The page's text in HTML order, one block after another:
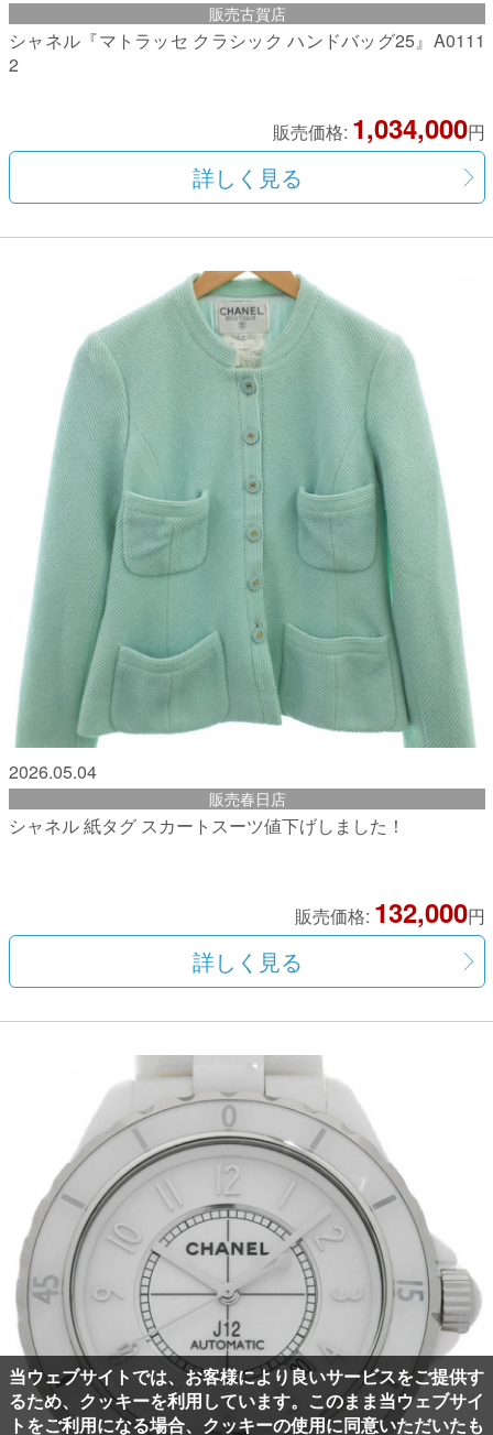
販売古賀店
シャネル『マトラッセ クラシック ハンドバッグ25』A0111
2
販売価格: 1,034,000円
詳しく見る
2026.05.04
販売春日店
シャネル 紙タグ スカートスーツ値下げしました！
販売価格: 132,000円
詳しく見る
当ウェブサイトでは、お客様により良いサービスをご提供す
るため、クッキーを利用しています。このまま当ウェブサイ
トをご利用になる場合、クッキーの使用に同意いただいたも